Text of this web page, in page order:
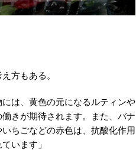
方もある。
は、黄色の元になるルティンや
きが期待されます。また、バナ
ちごなどの赤色は、抗酸化作用
います」